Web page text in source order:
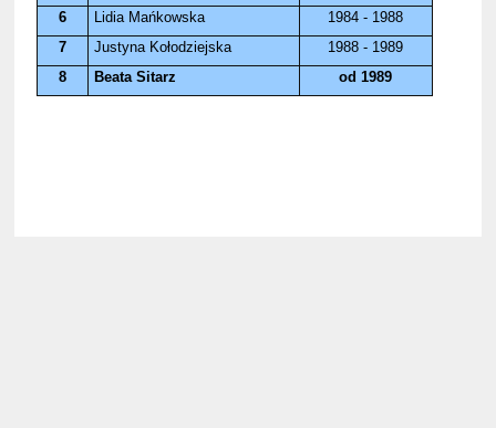
6
Lidia Mańkowska
1984 - 1988
7
Justyna Kołodziejska
1988 - 1989
8
Beata Sitarz od 1989